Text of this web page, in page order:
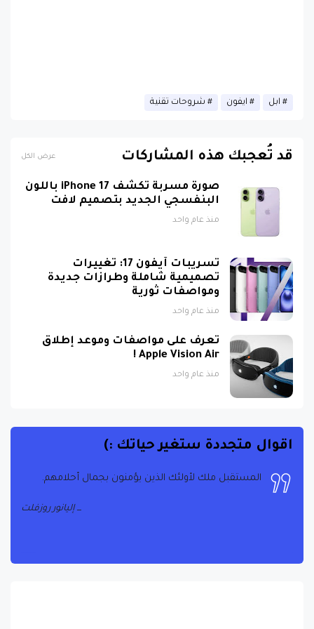
البنفسجي الجديد بتصميم لافت
منذ عام واحد
تصميمية شاملة وطرازات جديدة
ومواصفات ثورية
منذ عام واحد
تعرف على مواصفات وموعد إطلاق
Apple Vision Air !
منذ عام واحد
اقوال متجددة ستغير حياتك :)
المستقبل ملك لأولئك الذين يؤمنون بجمال أحلامهم.
إليانور روزفلت